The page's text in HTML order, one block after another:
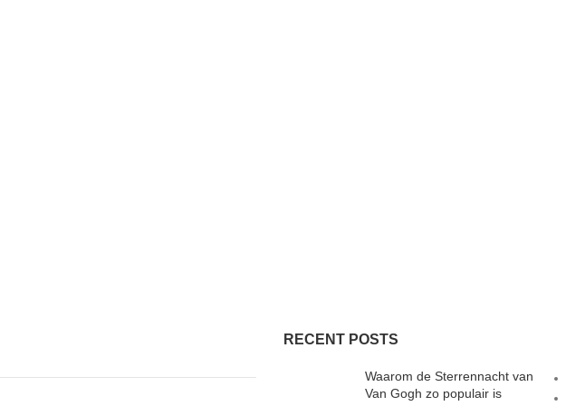
RECENT POSTS
Waarom de Sterrennacht van
Van Gogh zo populair is